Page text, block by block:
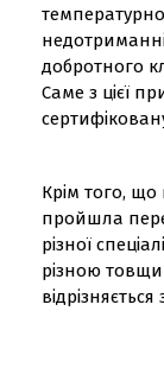
добротного
Саме з цієї
Крім того, що
пройшла
різної
різною